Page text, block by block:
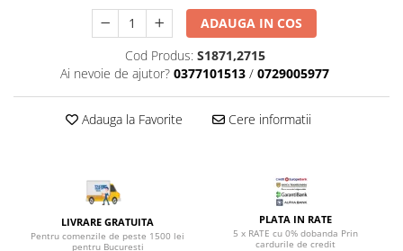
Saltele ieftine
Saltele cu plasa de arcuri
Saltele cu spuma
Scaune pentru bucatarie
Mobila bucatarie
Seturi mese si scaune bucatarie
Mobilier hol
Suporturi si rafturi pantofi
Seturi mobilier hol
Stender haine
ADAUGA IN COS
Cod Produs: S1871,2715
Ai nevoie de ajutor? 0377101513 / 0729005977
Adauga la Favorite Cere informatii
LIVRARE GRATUITA
Pentru comenzile de peste 1500 lei
pentru Bucuresti
PLATA IN RATE
5 x RATE cu 0% dobanda Prin
cardurile de credit